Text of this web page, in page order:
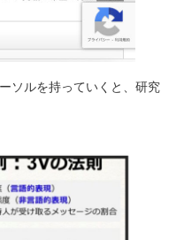
ソルを持っていくと、研究